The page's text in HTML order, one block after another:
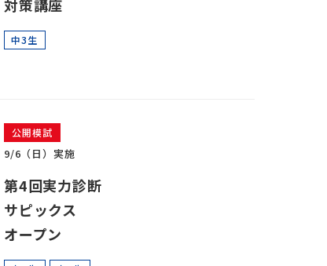
対策講座
中3生
公開模試
9/6（日）実施
第4回実力診断
サピックス
オープン